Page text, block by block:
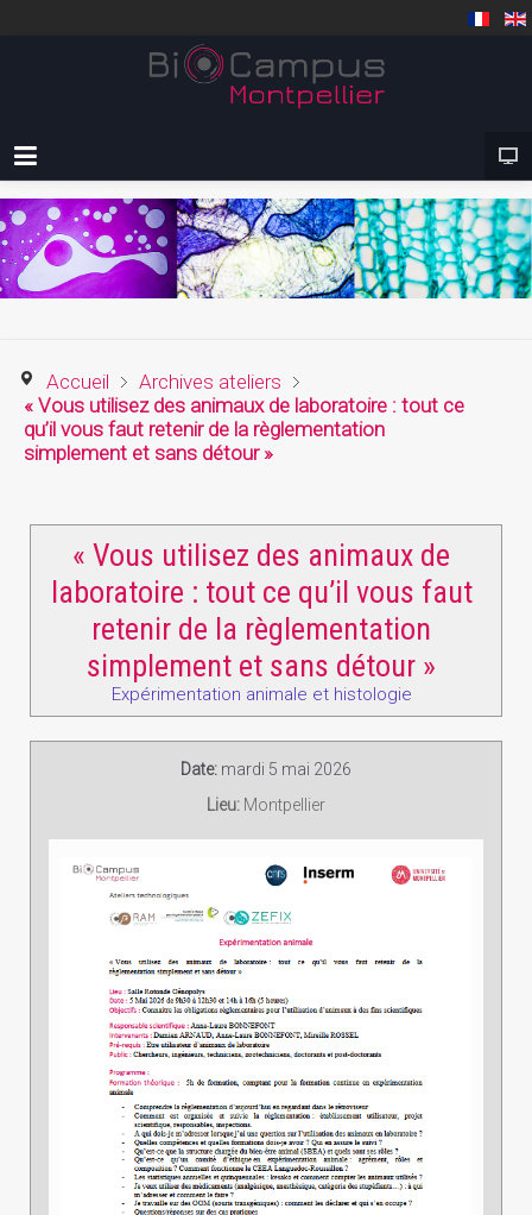
Accueil
Archives ateliers
« Vous utilisez des animaux de laboratoire : tout ce
qu’il vous faut retenir de la règlementation
simplement et sans détour »
« Vous utilisez des animaux de
laboratoire : tout ce qu’il vous faut
retenir de la règlementation
simplement et sans détour »
Expérimentation animale et histologie
Date: mardi 5 mai 2026
Lieu: Montpellier